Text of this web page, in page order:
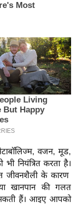
वजन, मूड,
नियंत्रित करता है।
जीवनशैली के कारण
खानपान की गलत
हैं। आइए आपको